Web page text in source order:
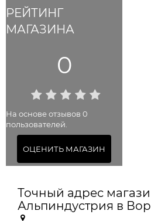
РЕЙТИНГ
МАГАЗИНА
0
На основе отзывов 0
пользователей.
ОЦЕНИТЬ МАГАЗИН
Точный адрес
Альпиндустрия в